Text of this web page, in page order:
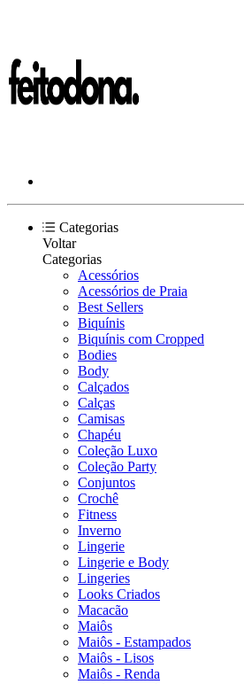
Categorias
Voltar
Categorias
Acessórios
Acessórios de Praia
Best Sellers
Biquínis
Biquínis com Cropped
Bodies
Body
Calçados
Calças
Camisas
Chapéu
Coleção Luxo
Coleção Party
Conjuntos
Crochê
Fitness
Inverno
Lingerie
Lingerie e Body
Lingeries
Looks Criados
Macacão
Maiôs
Maiôs - Estampados
Maiôs - Lisos
Maiôs - Renda